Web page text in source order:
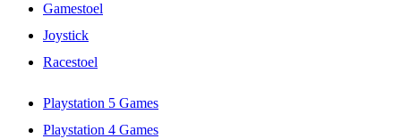
Gamestoel
Joystick
Racestoel
Playstation 5 Games
Playstation 4 Games